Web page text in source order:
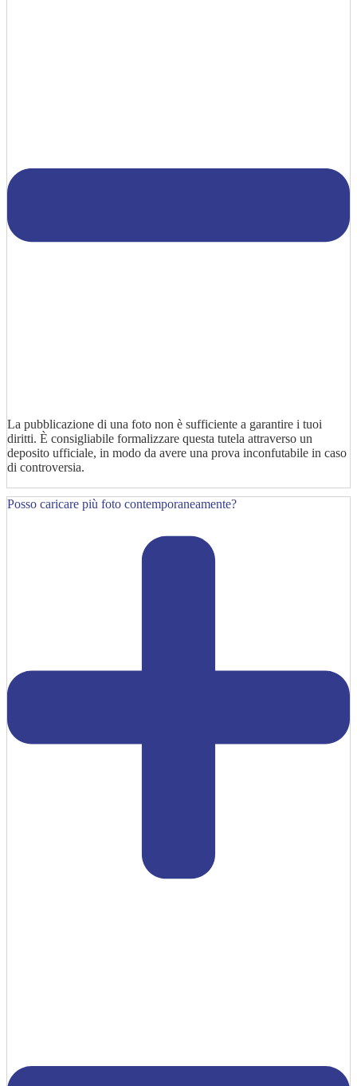
La pubblicazione di una foto non è sufficiente a garantire i tuoi
diritti. È consigliabile formalizzare questa tutela attraverso un
deposito ufficiale, in modo da avere una prova inconfutabile in caso
di controversia.
Posso caricare più foto contemporaneamente?